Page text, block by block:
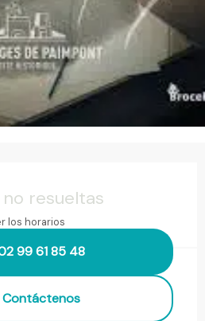
resueltas
los horarios
99 61 85 48
Contáctenos